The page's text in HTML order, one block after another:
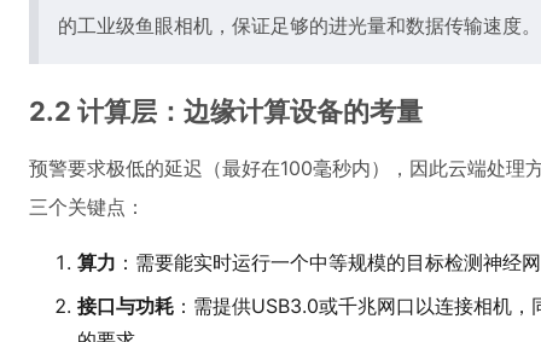
的工业级鱼眼相机，保证足够的进光量和数据传输速度。
2.2 计算层：边缘计算设备的考量
预警要求极低的延迟（最好在100毫秒内），因此云端处理
三个关键点：
算力 ：需要能实时运行一个中等规模的目标检测神经
接口与功耗 ：需提供USB3.0或千兆网口以连接相机